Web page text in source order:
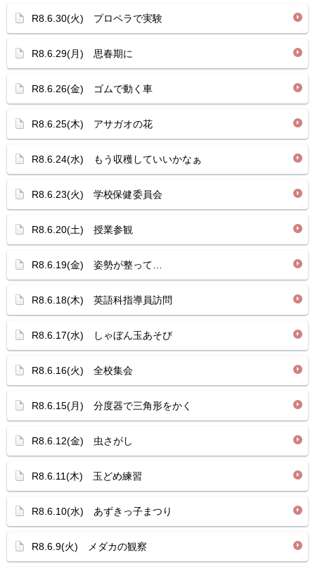
R8.6.30(火) プロペラで実験
R8.6.29(月) 思春期に
R8.6.26(金) ゴムで動く車
R8.6.25(木) アサガオの花
R8.6.24(水) もう収穫していいかなぁ
R8.6.23(火) 学校保健委員会
R8.6.20(土) 授業参観
R8.6.19(金) 姿勢が整って…
R8.6.18(木) 英語科指導員訪問
R8.6.17(水) しゃぼん玉あそび
R8.6.16(火) 全校集会
R8.6.15(月) 分度器で三角形をかく
R8.6.12(金) 虫さがし
R8.6.11(木) 玉どめ練習
R8.6.10(水) あずきっ子まつり
R8.6.9(火) メダカの観察